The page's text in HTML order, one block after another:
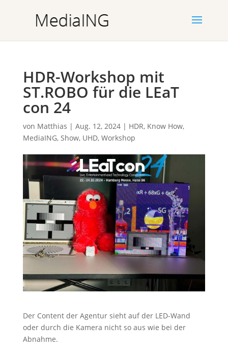
HDR-Workshop mit
ST.ROBO für die LEaT
con 24
von Matthias | Aug. 12, 2024| HDR, Know How,
MediaING, Show, UHD, Workshop
Der Content der Agentur sieht auf der LED-Wand
oder durch die Kamera nicht so aus wie bei der
Abnahme.